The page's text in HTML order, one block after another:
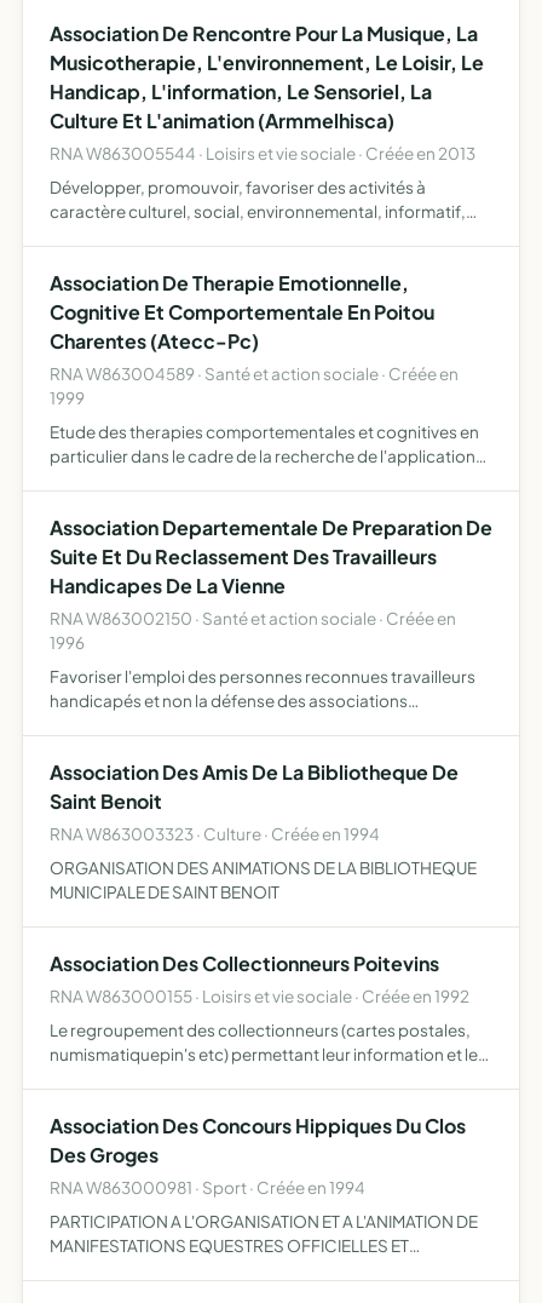
Association De Rencontre Pour La Musique, La
Musicotherapie, L'environnement, Le Loisir, Le
Handicap, L'information, Le Sensoriel, La
Culture Et L'animation (Armmelhisca)
RNA W863005544 · Loisirs et vie sociale · Créée en 2013
Développer, promouvoir, favoriser des activités à
caractère culturel, social, environnemental, informatif,
Association De Therapie Emotionnelle,
Cognitive Et Comportementale En Poitou
Charentes (Atecc-Pc)
RNA W863004589 · Santé et action sociale · Créée en
1999
Etude des therapies comportementales et cognitives en
particulier dans le cadre de la recherche de l'application
Association Departementale De Preparation De
Suite Et Du Reclassement Des Travailleurs
Handicapes De La Vienne
RNA W863002150 · Santé et action sociale · Créée en
1996
Favoriser l'emploi des personnes reconnues travailleurs
handicapés et non la défense des associations
profession…
Association Des Amis De La Bibliotheque De
Saint Benoit
RNA W863003323 · Culture · Créée en 1994
ORGANISATION DES ANIMATIONS DE LA BIBLIOTHEQUE
MUNICIPALE DE SAINT BENOIT
Association Des Collectionneurs Poitevins
RNA W863000155 · Loisirs et vie sociale · Créée en 1992
Le regroupement des collectionneurs (cartes postales,
numismatiquepin's etc) permettant leur information et le
Association Des Concours Hippiques Du Clos
Des Groges
RNA W863000981 · Sport · Créée en 1994
PARTICIPATION A L'ORGANISATION ET A L'ANIMATION DE
MANIFESTATIONS EQUESTRES OFFICIELLES ET